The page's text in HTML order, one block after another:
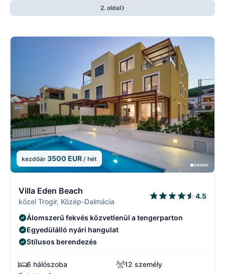
2. oldal
kezdőár 3500 EUR / hét
Villa Eden Beach
közel Trogir, Közép-Dalmácia
4.5
Álomszerű fekvés közvetlenül a tengerparton
Egyedülálló nyári hangulat
Stílusos berendezés
6 hálószoba
12 személy